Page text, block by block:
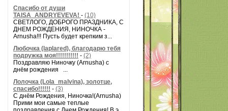
Спасибо от души
TAISA_ANDRYEVEVA! - (10)
СВЕТЛОГО, ДОБРОГО ПРАЗДНИКА, С
ДНЕМ РОЖДЕНИЯ, НИНОЧКА -
Arnusha!!! Пусть будет крепким з...
Любочка (laplared), благодарю тебя
подружка моя!!!!!!!!!!! - (2)
Поздравляю Ниночку (Arnusha) с
днём рождения ...
Лолочка (Lola_malvina), золотце,
спасибо!!!!!! - (3)
С днём Рождения, Ниночка!(Аrnusha)
Прими мои самые теплые